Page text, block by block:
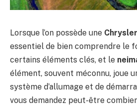
Lorsque l’on possède une
essentiel de bien comprendre le
certains éléments clés, et le
élément, souvent méconnu, joue
système d’allumage et de
vous demandez peut-être